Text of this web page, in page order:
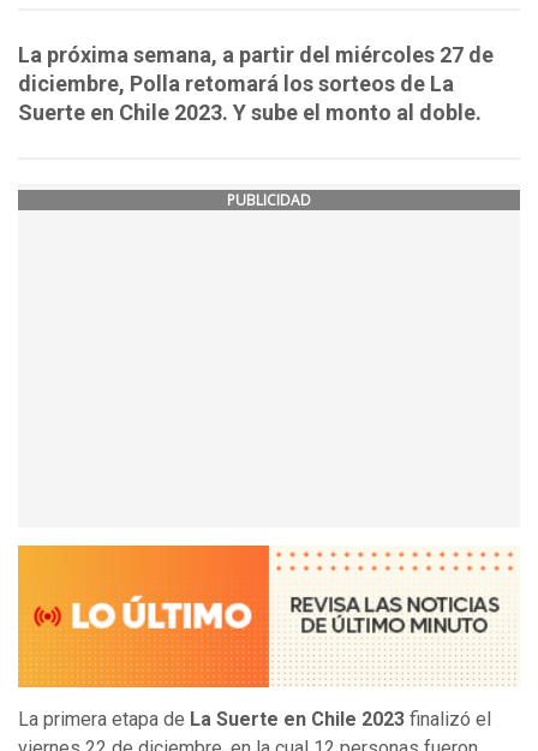
La próxima semana, a partir del miércoles 27 de
diciembre, Polla retomará los sorteos de La
Suerte en Chile 2023. Y sube el monto al doble.
PUBLICIDAD
La primera etapa de La Suerte en Chile 2023 finalizó el